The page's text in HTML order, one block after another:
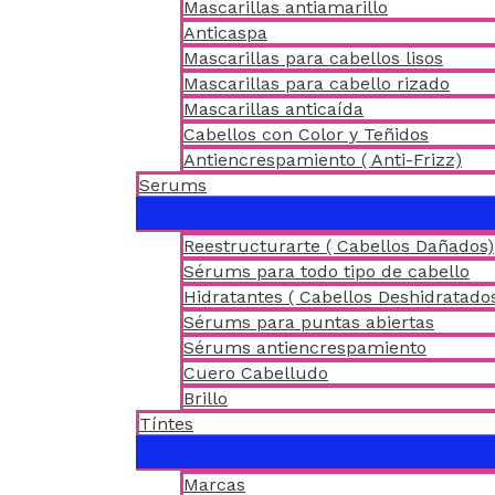
Mascarillas antiamarillo
Anticaspa
Mascarillas para cabellos lisos
Mascarillas para cabello rizado
Mascarillas anticaída
Cabellos con Color y Teñidos
Antiencrespamiento ( Anti-Frizz)
Serums
Reestructurarte ( Cabellos Dañados)
Sérums para todo tipo de cabello
Hidratantes ( Cabellos
Sérums para puntas abiertas
Sérums antiencrespamiento
Cuero Cabelludo
Brillo
Tíntes
Marcas